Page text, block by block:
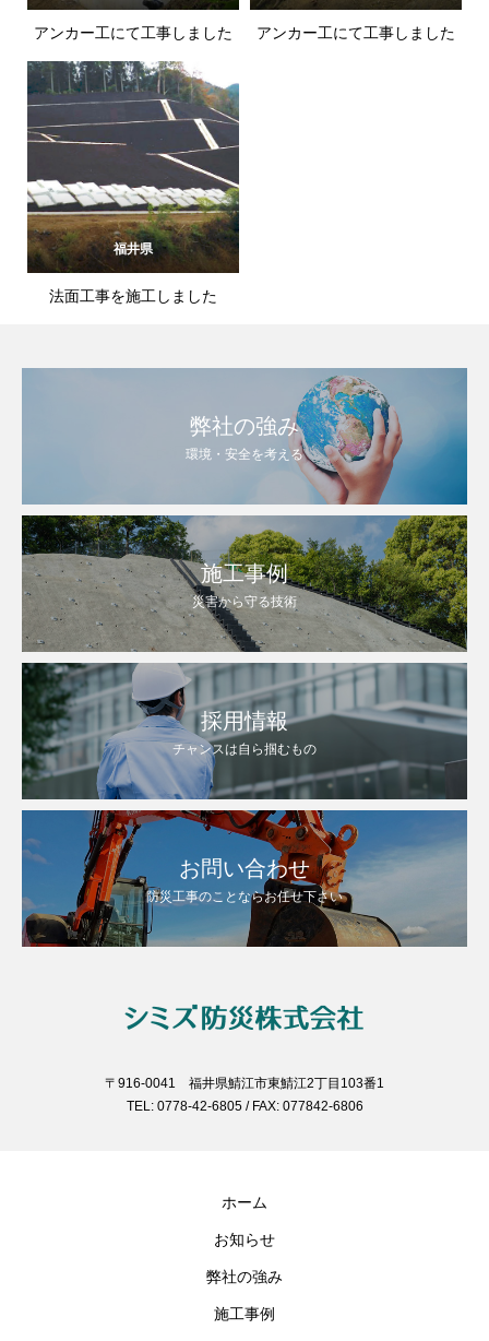
アンカー工にて工事しました アンカー工にて工事しました
福井県
法面工事を施工しました
弊社の強み
環境・安全を考える
施工事例
災害から守る技術
採用情報
チャンスは自ら掴むもの
お問い合わせ
防災工事のことならお任せ下さい
〒916-0041 福井県鯖江市東鯖江2丁目103番1
TEL: 0778-42-6805 / FAX: 077842-6806
ホーム
お知らせ
弊社の強み
施工事例